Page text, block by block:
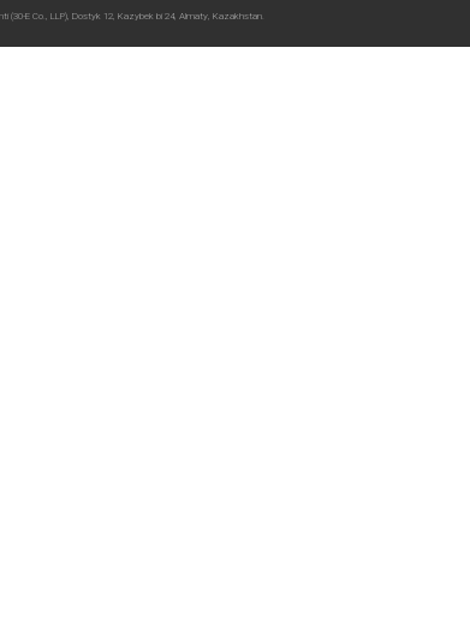
(30-E Co., LLP), Dostyk 12, Kazybek bi 24, Almaty, Kazakhstan.